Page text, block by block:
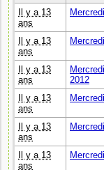
Il y a 13
ans
Il y a 13
ans
Il y a 13
ans
2012
Il y a 13
ans
Il y a 13
ans
Il y a 13
ans